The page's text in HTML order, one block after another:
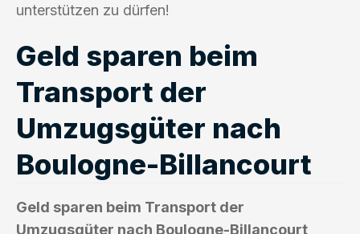
unterstützen zu dürfen!
Geld sparen beim
Transport der
Umzugsgüter nach
Boulogne-Billancourt
Geld sparen beim Transport der
Umzugsgüter nach Boulogne-Billancourt